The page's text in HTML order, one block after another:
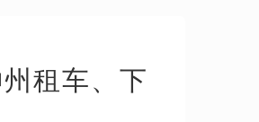
租车、下